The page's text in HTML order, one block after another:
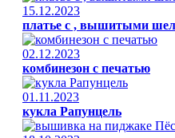
15.12.2023
платье с , вышитыми
02.12.2023
комбинезон с печатью
01.11.2023
кукла Рапунцель